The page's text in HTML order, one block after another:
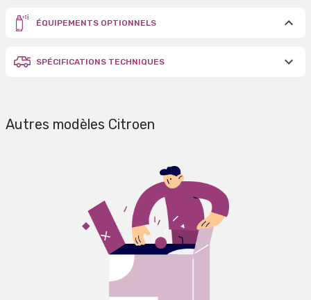
ÉQUIPEMENTS OPTIONNELS
SPÉCIFICATIONS TECHNIQUES
Autres modèles Citroen